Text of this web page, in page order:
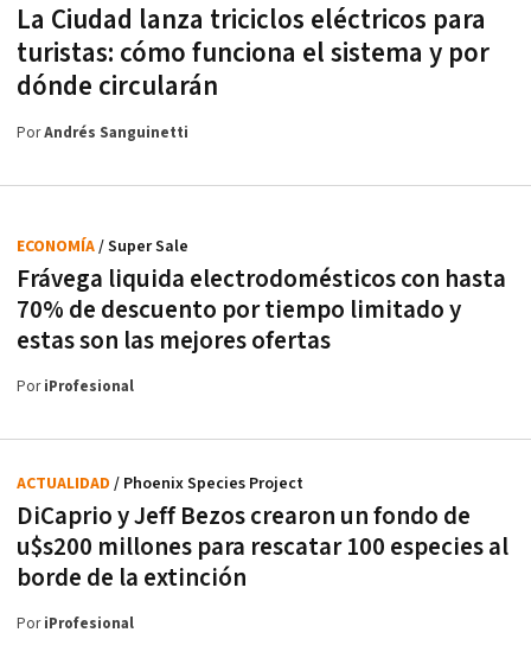
La Ciudad lanza triciclos eléctricos para
turistas: cómo funciona el sistema y por
dónde circularán
PorAndrés Sanguinetti
Frávega liquida electrodomésticos con hasta
70% de descuento por tiempo limitado y
estas son las mejores ofertas
ECONOMÍA/ Super Sale
PoriProfesional
DiCaprio y Jeff Bezos crearon un fondo de
u$s200 millones para rescatar 100 especies al
borde de la extinción
ACTUALIDAD / Phoenix Species Project
PoriProfesional